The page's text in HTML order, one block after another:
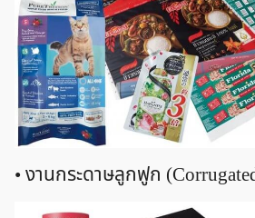
• งานกระดาษลูกฟูก